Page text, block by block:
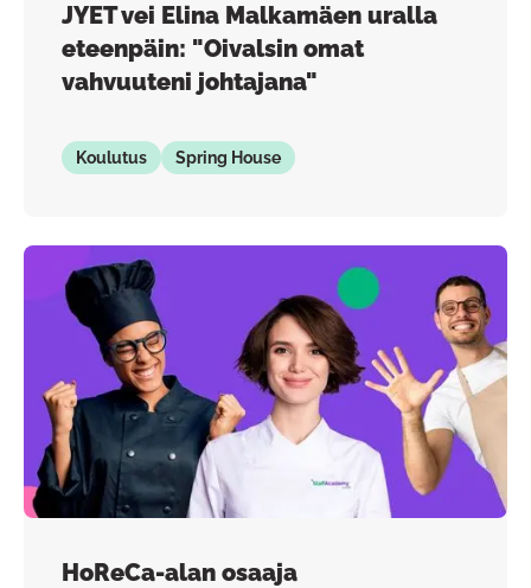
JYET vei Elina Malkamäen uralla
eteenpäin: "Oivalsin omat
vahvuuteni johtajana"
Koulutus Spring House
HoReCa-alan osaaja